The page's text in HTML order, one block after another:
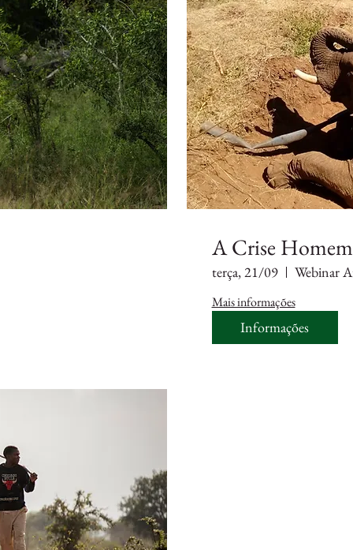
A Crise
terça, 21/09 Webinar
Mais informações
Informações